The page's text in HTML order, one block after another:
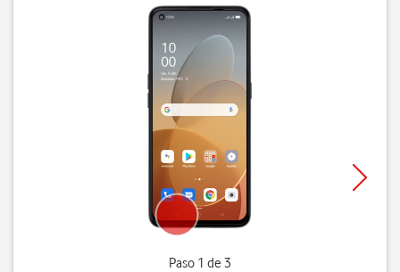
Paso 1 de 3